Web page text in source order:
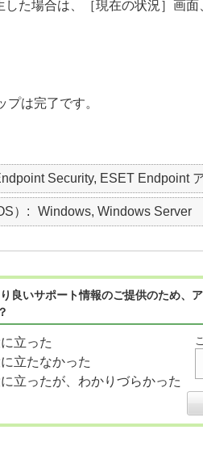
した場合は、［現在の状況］画
プは完了です。
Security, ESET Endpoint
） Windows, Windows Server
り良いサポート情報のご提供のため
立った
立たなかった
立ったが、わかりづらかった